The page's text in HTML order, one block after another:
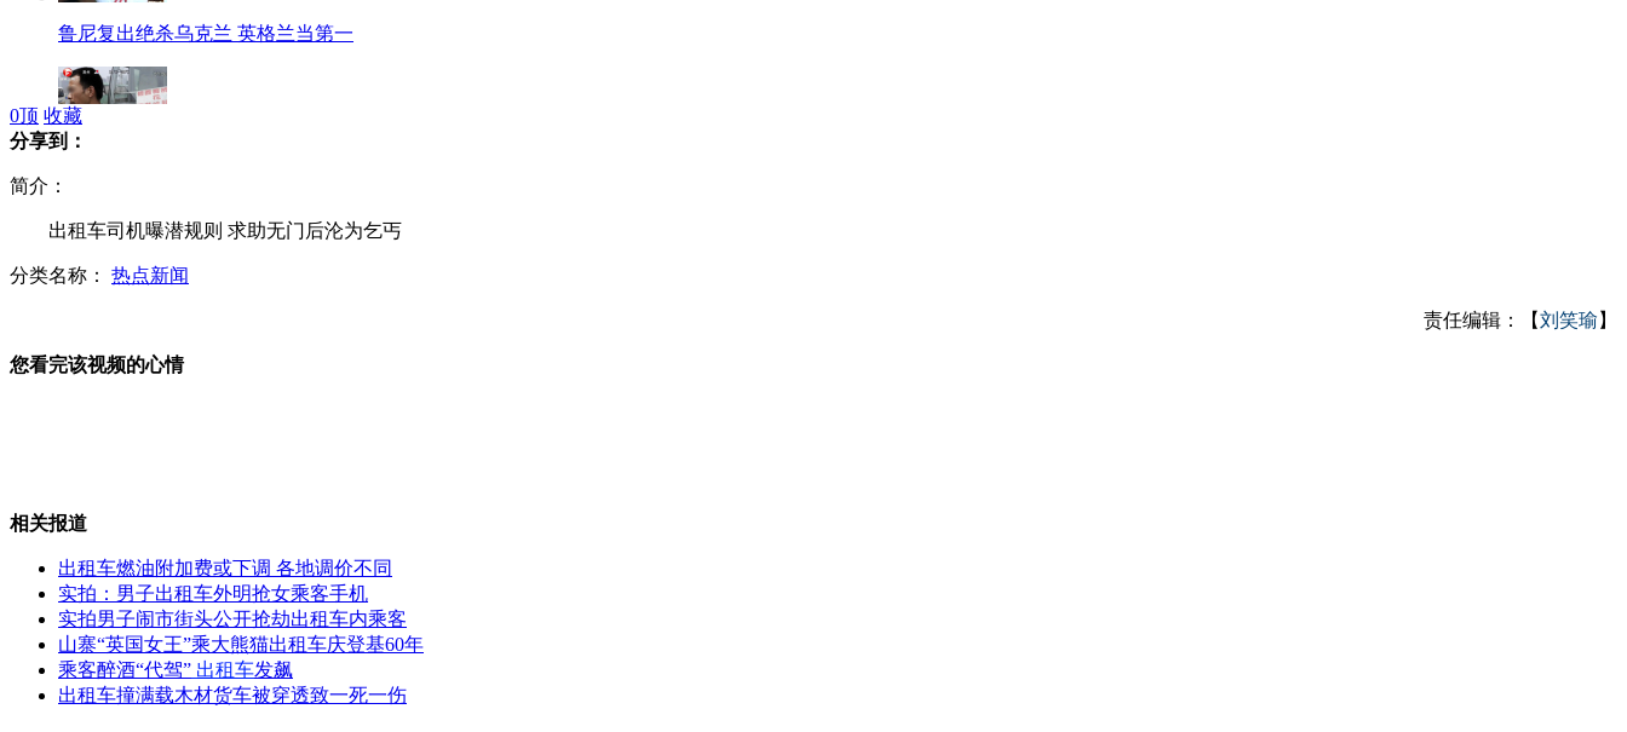
鲁尼复出绝杀乌克兰 英格兰当第一
"淡定姐"徒手抓蛇 网友狂赞神勇
实拍尼泊尔总理车队遭石块袭击
女孩雨天为乞讨老人撑伞遭开除
0顶 收藏
分享到：
简介：
出租车司机曝潜规则 求助无门后沦为乞丐
分类名称： 热点新闻
责任编辑：【刘笑瑜 】
您看完该视频的心情
相关报道
出租车燃油附加费或下调 各地调价不同
实拍：男子出租车外明抢女乘客手机
实拍男子闹市街头公开抢劫出租车内乘客
山寨“英国女王”乘大熊猫出租车庆登基60年
乘客醉酒“代驾” 出租车发飙
出租车撞满载木材货车被穿透致一死一伤